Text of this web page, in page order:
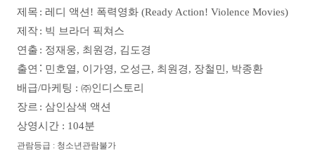
제목 : 레디 액션! 폭력영화 (Ready Action! Violence Movies)
제작: 빅 브라더 픽쳐스
연출 : 정재웅, 최원경, 김도경
출연 : 민호열, 이가영, 오성근, 최원경, 장철민, 박종환
배급/마케팅 : ㈜인디스토리
장르 : 삼인삼색 액션
상영시간 : 104분
관람등급 : 청소년관람불가